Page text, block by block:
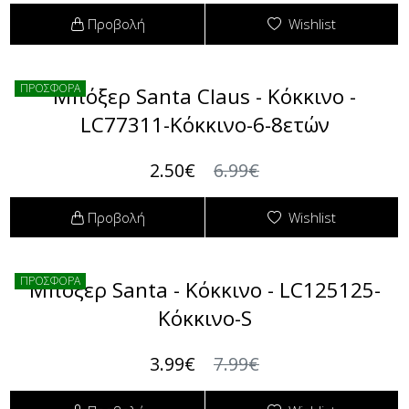
Προβολή Wishlist
ΠΡΟΣΦΟΡΑΜπόξερ Santa Claus - Κόκκινο -
LC77311-Κόκκινο-6-8ετών
2.50€ 6.99€
Προβολή Wishlist
ΠΡΟΣΦΟΡΑ
Μπόξερ Santa - Κόκκινο - LC125125-
Κόκκινο-S
3.99€ 7.99€